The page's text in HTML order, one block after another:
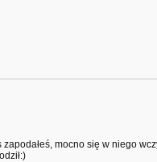
mocno się w niego